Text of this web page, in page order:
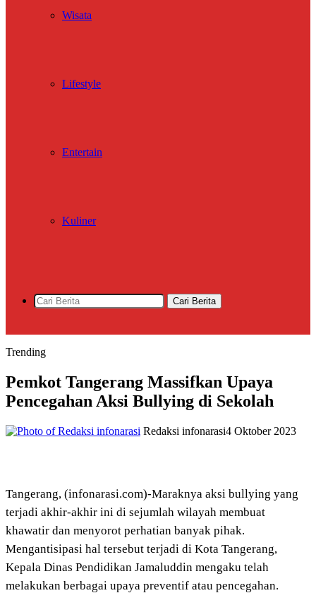
Wisata
Lifestyle
Entertain
Kuliner
Cari Berita
Trending
Pemkot Tangerang Massifkan Upaya
Pencegahan Aksi Bullying di Sekolah
Redaksi infonarasi4 Oktober 2023
Tangerang, (infonarasi.com)-Maraknya aksi bullying yang
terjadi akhir-akhir ini di sejumlah wilayah membuat
khawatir dan menyorot perhatian banyak pihak.
Mengantisipasi hal tersebut terjadi di Kota Tangerang,
Kepala Dinas Pendidikan Jamaluddin mengaku telah
melakukan berbagai upaya preventif atau pencegahan.